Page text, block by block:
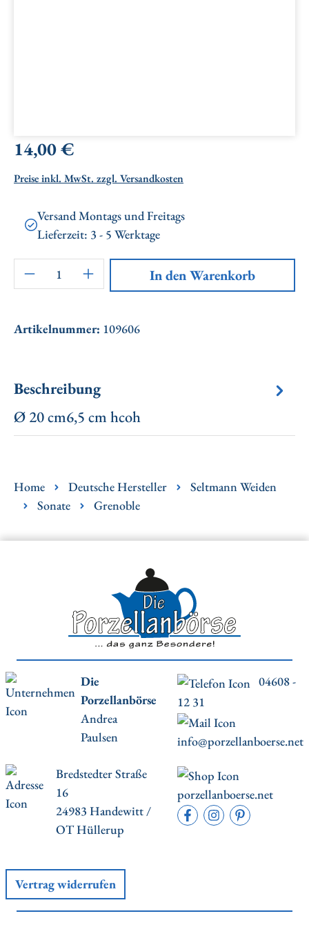
Regulärer Preis:
14,00 €
Preise inkl. MwSt. zzgl. Versandkosten
Versand Montags und Freitags
Lieferzeit: 3 - 5 Werktage
Artikel Anzahl: Gib den gewünschten
In den Warenkorb
Artikelnummer: 109606
Beschreibung
Ø 20 cm6,5 cm hcoh
Home Deutsche Hersteller
Seltmann Weiden
Sonate
Grenoble
Die
Porzellanbörse
Andrea
Paulsen
04608 -
12 31
info@porzellanboerse.net
Bredstedter Straße
16
24983 Handewitt /
OT Hüllerup
porzellanboerse.net
Vertrag widerrufen